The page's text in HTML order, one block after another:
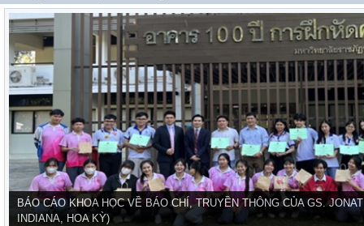
BÁO CÁO KHOA HỌC VỀ BÁO CHÍ, TRUYỀN THÔNG CỦA GS.
INDIANA, HOA KỲ)